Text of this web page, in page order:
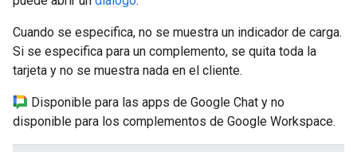
Cuando se especifica, no se muestra un indicador de carga.
Si se especifica para un complemento, se quita toda la
tarjeta y no se muestra nada en el cliente.
Disponible para las apps de Google Chat y no
disponible para los complementos de Google Workspace.